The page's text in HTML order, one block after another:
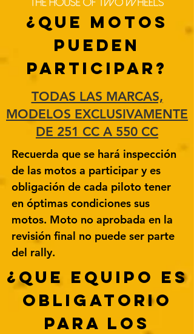
¿QUE MOTOS
PUEDEN
PARTICIPAR?
TODAS LAS MARCAS,
MODELOS EXCLUSIVAMENTE
DE 251 CC A 550 CC
Recuerda que se hará inspección
de las motos a participar y es
obligación de cada piloto tener
en óptimas condiciones sus
motos. Moto no aprobada en la
revisión final no puede ser parte
del rally.
¿QUE EQUIPO ES
OBLIGATORIO
PARA LOS